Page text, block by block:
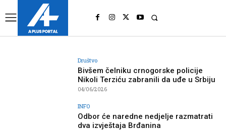
Društvo
Bivšem čelniku crnogorske policije
Nikoli Terziću zabranili da uđe u Srbiju
04/06/2026
INFO
Odbor će naredne nedjelje razmatrati
dva izvještaja Brđanina